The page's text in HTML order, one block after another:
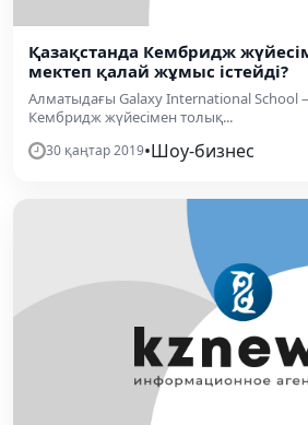
Қазақстанда Кембридж
мектеп қалай жұмыс істейді?
Алматыдағы Galaxy International School
Кембридж жүйесімен толық...
30 қаңтар 2019•Шоу-бизнес